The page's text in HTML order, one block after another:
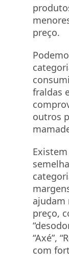
preço.
fraldas
outros
ajudam
preço,
“Axé”,
com